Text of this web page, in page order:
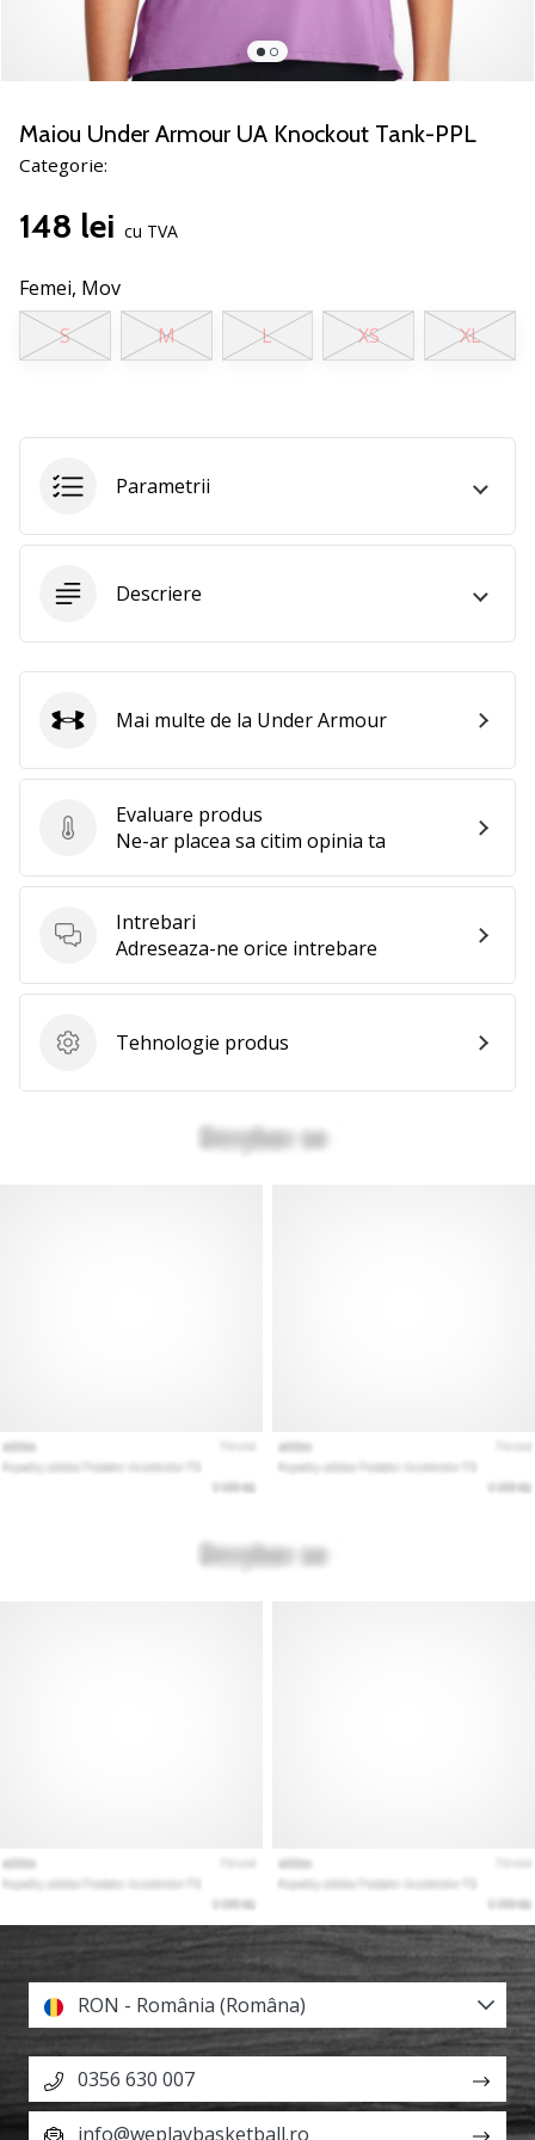
baschet
un
fan
al
ca
noi?
Alătură-
te
nouă
al
toate
Maiou Under Armour UA Knockout Tank-PPL
Categorie:
148 lei cu TVA
Femei, Mov
S
M L XS XL
Parametrii
Descriere
Evaluare produs
Evaluare produs
Ne-ar placea sa citim opinia ta
Intrebari
Intrebari
Adreseaza-ne orice intrebare
Tehnologie produs
Tehnologie produs
Under Armour
Mai multe de la Under Armour
RON - România (Româna)
0356 630 007
info@weplaybasketball.ro